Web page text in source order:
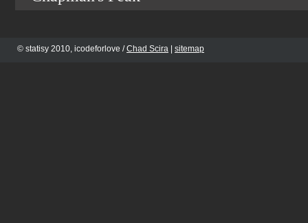
© statisy 2010, icodeforlove /Chad Scira sitemap